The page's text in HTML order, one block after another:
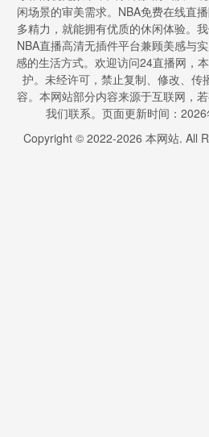
闲场景的审美需求。NBA免费在线直
多精力，就能拥有优质的休闲体验。
NBA直播高清无插件平台兼顾美感与
感的生活方式。欢迎访问24直播网，
护。未经许可，禁止复制、修改、传
容。本网站部分内容来源于互联网，
我们联系。页面更新时间：
Copyright © 2022-2026 本网站. All